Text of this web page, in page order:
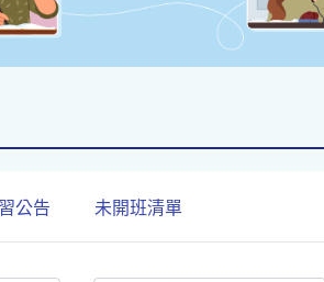
公告 未開班清單